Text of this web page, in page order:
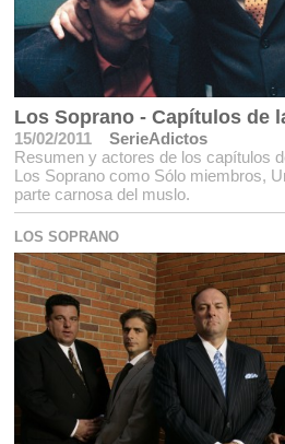
Los Soprano - Capítulos de
15/02/2011
SerieAdictos
Resumen y actores de los capítulos
Los Soprano como Sólo miembros,
parte carnosa del muslo.
LOS SOPRANO